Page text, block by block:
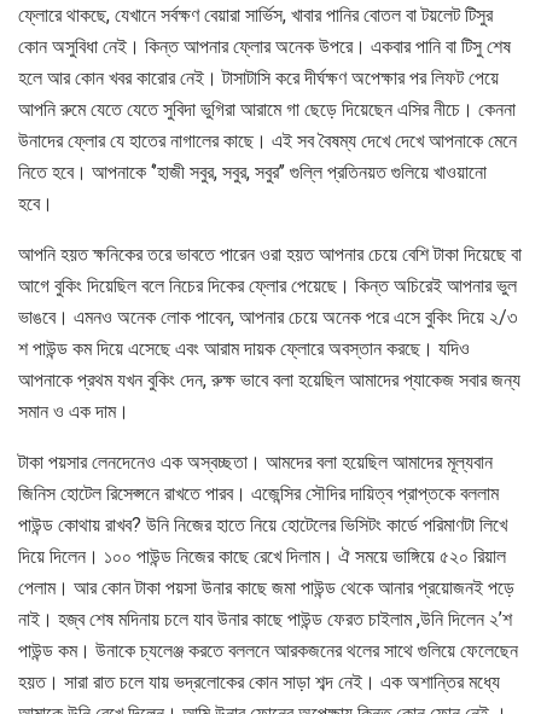
ফ্লোরে থাকছে, যেখানে সর্বক্ষণ বেয়ারা সার্ভিস, খাবার পানির বোতল বা টয়লেট টিসুর
কোন অসুবিধা নেই। কিন্ত আপনার ফ্লোর অনেক উপরে। একবার পানি বা টিসু শেষ
হলে আর কোন খবর কারোর নেই। টাসাটাসি করে দীর্ঘক্ষণ অপেক্ষার পর লিফট পেয়ে
আপনি রুমে যেতে যেতে সুবিদা ভুগিরা আরামে গা ছেড়ে দিয়েছেন এসির নীচে। কেননা
উনাদের ফ্লোর যে হাতের নাগালের কাছে। এই সব বৈষম্য দেখে দেখে আপনাকে মেনে
নিতে হবে। আপনাকে ‘’হাজী সবুর, সবুর, সবুর’’ গুল্লি প্রতিনয়ত গুলিয়ে খাওয়ানো
হবে।
আপনি হয়ত ক্ষনিকের তরে ভাবতে পারেন ওরা হয়ত আপনার চেয়ে বেশি টাকা দিয়েছে বা
আগে বুকিং দিয়েছিল বলে নিচের দিকের ফ্লোর পেয়েছে। কিন্ত অচিরেই আপনার ভুল
ভাঙবে। এমনও অনেক লোক পাবেন, আপনার চেয়ে অনেক পরে এসে বুকিং দিয়ে ২/৩
শ পাউন্ড কম দিয়ে এসেছে এবং আরাম দায়ক ফ্লোরে অবস্তান করছে। যদিও
আপনাকে প্রথম যখন বুকিং দেন, রুক্ষ ভাবে বলা হয়েছিল আমাদের প্যাকেজ সবার জন্য
সমান ও এক দাম।
টাকা পয়সার লেনদেনেও এক অস্বচ্ছতা। আমদের বলা হয়েছিল আমাদের মূল্যবান
জিনিস হোটেল রিসেপ্সনে রাখতে পারব। এজেন্সির সৌদির দায়িত্ব প্রাপ্তকে বললাম
পাউন্ড কোথায় রাখব? উনি নিজের হাতে নিয়ে হোটেলের ভিসিটং কার্ডে পরিমাণটা লিখে
দিয়ে দিলেন। ১০০ পাউন্ড নিজের কাছে রেখে দিলাম। ঐ সময়ে ভাঙ্গিয়ে ৫২০ রিয়াল
পেলাম। আর কোন টাকা পয়সা উনার কাছে জমা পাউন্ড থেকে আনার প্রয়োজনই পড়ে
নাই। হজ্ব শেষ মদিনায় চলে যাব উনার কাছে পাউন্ড ফেরত চাইলাম ,উনি দিলেন ২’শ
পাউন্ড কম। উনাকে চ্যলেঞ্জ করতে বললনে আরকজনের থলের সাথে গুলিয়ে ফেলেছেন
হয়ত। সারা রাত চলে যায় ভদ্রলোকের কোন সাড়া শব্দ নেই। এক অশান্তির মধ্যে